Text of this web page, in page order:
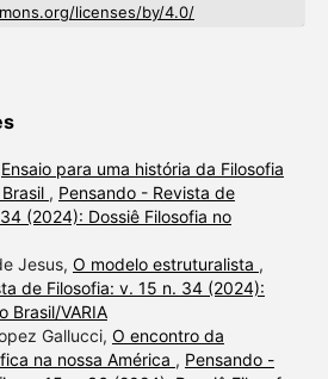
licenses/by/4.0/
Ensaio para uma história da Filosofia
, Pensando - Revista de
(2024): Dossiê Filosofia no
Jesus, O modelo estruturalista ,
de Filosofia: v. 15 n. 34 (2024):
Brasil/VARIA
Gallucci, O encontro da
na nossa América , Pensando -